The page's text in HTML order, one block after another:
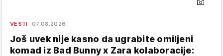
VESTI 07.08.2026.
Još uvek nije kasno da ugrabite omiljeni
komad iz Bad Bunny x Zara kolaboracije: